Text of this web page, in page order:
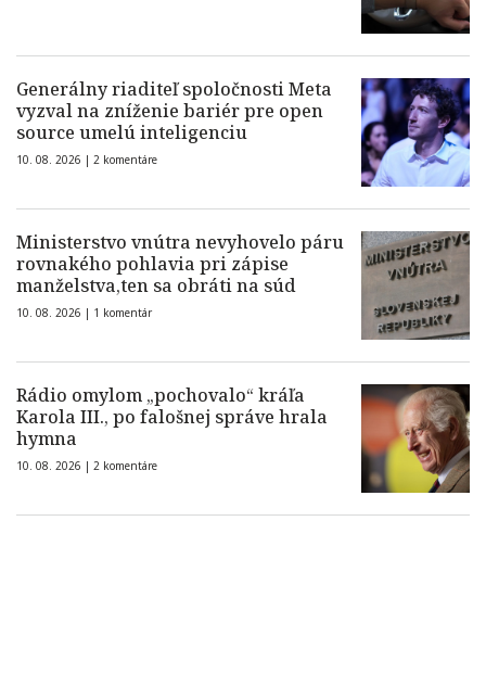
Generálny riaditeľ spoločnosti Meta
vyzval na zníženie bariér pre open
source umelú inteligenciu
10. 08. 2026 | 2 komentáre
Ministerstvo vnútra nevyhovelo páru
rovnakého pohlavia pri zápise
manželstva,ten sa obráti na súd
10. 08. 2026 | 1 komentár
Rádio omylom „pochovalo“ kráľa
Karola III., po falošnej správe hrala
hymna
10. 08. 2026 | 2 komentáre